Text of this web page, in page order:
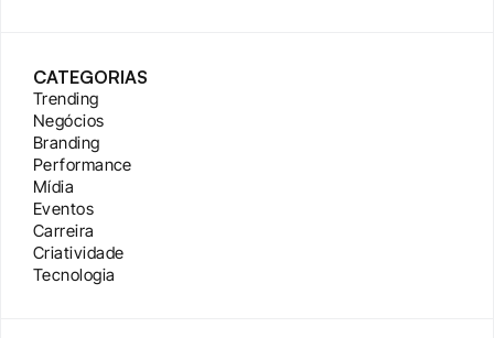
CATEGORIAS
Trending
Negócios
Branding
Performance
Mídia
Eventos
Carreira
Criatividade
Tecnologia